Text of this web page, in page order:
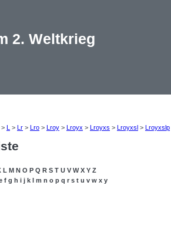
2. Weltkrieg
> L > Lr > Lro > Lroy > Lroyx > Lroyxs > Lroyxsl > Lroyxslp
L M N O P Q R S T U V W X Y Z
f g h i j k l m n o p q r s t u v w x y